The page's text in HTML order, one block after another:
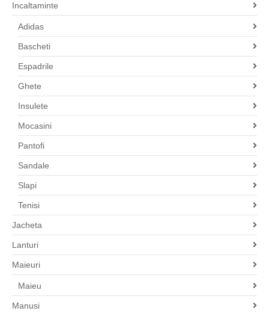
Incaltaminte
Adidas
Bascheti
Espadrile
Ghete
Insulete
Mocasini
Pantofi
Sandale
Slapi
Tenisi
Jacheta
Lanturi
Maieuri
Maieu
Manusi